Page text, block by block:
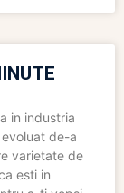
in industria
de-a
varietate de
esti in